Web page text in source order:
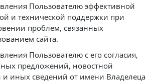
Пользователю эффективной
и технической поддержки при
проблем, связанных
сайта.
Пользователю с его согласия,
предложений, новостной
и иных сведений от имени Владелеца